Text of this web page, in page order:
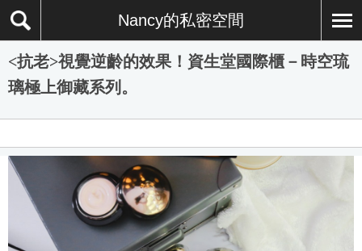
Nancy的私密空間
<抗老>視覺逆齡的效果！資生堂國際櫃－時空琉
璃極上御藏系列。